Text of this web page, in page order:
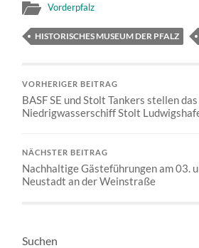
Vorderpfalz
HISTORISCHES MUSEUM DER PFALZ
VORHERIGER BEITRAG
BASF SE und Stolt Tankers stellen
Niedrigwasserschiff Stolt
NÄCHSTER BEITRAG
Nachhaltige Gästeführungen am 03.
Neustadt an der Weinstraße
Suchen